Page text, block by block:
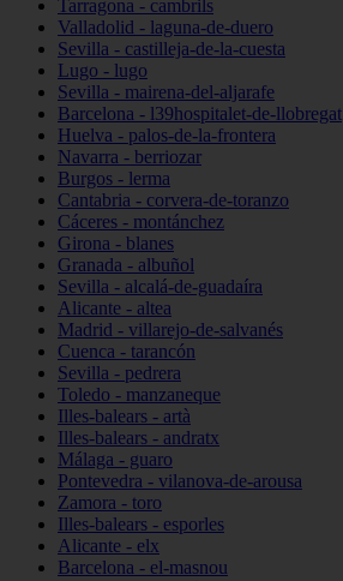
Tarragona - cambrils
Valladolid - laguna-de-duero
Sevilla - castilleja-de-la-cuesta
Lugo - lugo
Sevilla - mairena-del-aljarafe
Barcelona - l39hospitalet-de-llobregat
Huelva - palos-de-la-frontera
Navarra - berriozar
Burgos - lerma
Cantabria - corvera-de-toranzo
Cáceres - montánchez
Girona - blanes
Granada - albuñol
Sevilla - alcalá-de-guadaíra
Alicante - altea
Madrid - villarejo-de-salvanés
Cuenca - tarancón
Sevilla - pedrera
Toledo - manzaneque
Illes-balears - artà
Illes-balears - andratx
Málaga - guaro
Pontevedra - vilanova-de-arousa
Zamora - toro
Illes-balears - esporles
Alicante - elx
Barcelona - el-masnou